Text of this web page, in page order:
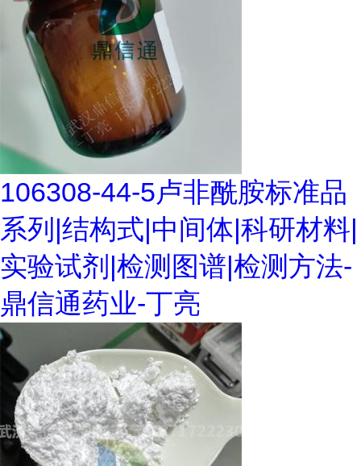
106308-44-5卢非酰胺标准品
系列|结构式|中间体|科研材料|
实验试剂|检测图谱|检测方法-
鼎信通药业-丁亮